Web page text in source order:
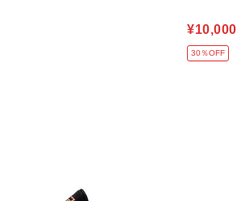
¥10,000
30％OFF